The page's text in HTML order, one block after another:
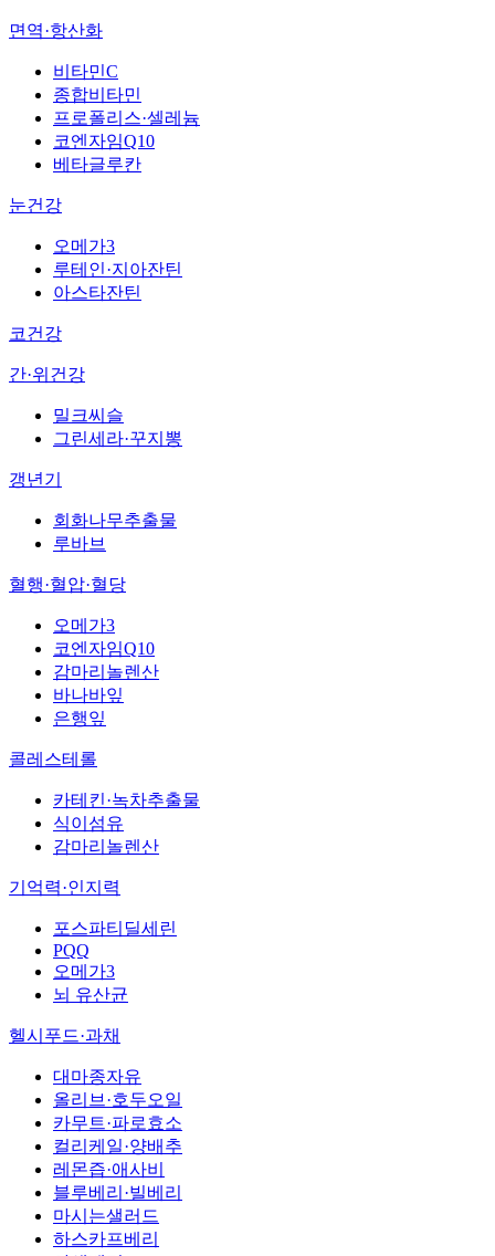
면역·항산화
비타민C
종합비타민
프로폴리스·셀레늄
코엔자임Q10
베타글루칸
눈건강
오메가3
루테인·지아잔틴
아스타잔틴
코건강
간·위건강
밀크씨슬
그린세라·꾸지뽕
갱년기
회화나무추출물
루바브
혈행·혈압·혈당
오메가3
코엔자임Q10
감마리놀렌산
바나바잎
은행잎
콜레스테롤
카테킨·녹차추출물
식이섬유
감마리놀렌산
기억력·인지력
포스파티딜세린
PQQ
오메가3
뇌 유산균
헬시푸드·과채
대마종자유
올리브·호두오일
카무트·파로효소
컬리케일·양배추
레몬즙·애사비
블루베리·빌베리
마시는샐러드
하스카프베리